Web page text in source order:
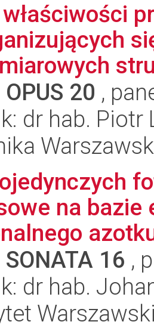
OPUS 20 ,
dr hab. Piotr
na bazie
SONATA 16 ,
dr hab.